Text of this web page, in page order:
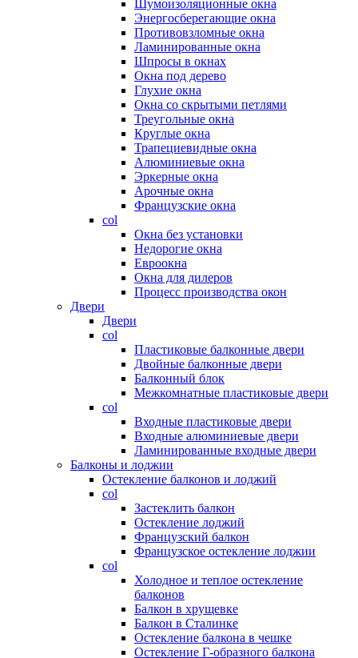
Шумоизоляционные окна
Энергосберегающие окна
Противовзломные окна
Ламинированные окна
Шпросы в окнах
Окна под дерево
Глухие окна
Окна со скрытыми петлями
Треугольные окна
Круглые окна
Трапециевидные окна
Алюминиевые окна
Эркерные окна
Арочные окна
Французские окна
col
Окна без установки
Недорогие окна
Евроокна
Окна для дилеров
Процесс производства окон
Двери
Двери
col
Пластиковые балконные двери
Двойные балконные двери
Балконный блок
Межкомнатные пластиковые двери
col
Входные пластиковые двери
Входные алюминиевые двери
Ламинированные входные двери
Балконы и лоджии
Остекление балконов и лоджий
col
Застеклить балкон
Остекление лоджий
Французский балкон
Французское остекление лоджии
col
Холодное и теплое остекление
балконов
Балкон в хрущевке
Балкон в Сталинке
Остекление балкона в чешке
Остекление Г-образного балкона